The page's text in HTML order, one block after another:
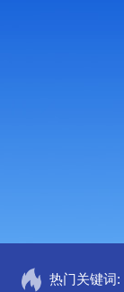
热门关键词: